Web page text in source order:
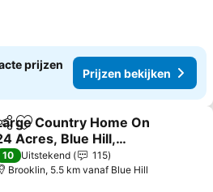
prijzen
Prijzen bekijken
Toevoegen aan favorieten
Country Home On
Acres, Blue Hill,
Usa
bekijken
10 Uitstekend
115
Brooklin, 5.5 km vanaf Blue Hill